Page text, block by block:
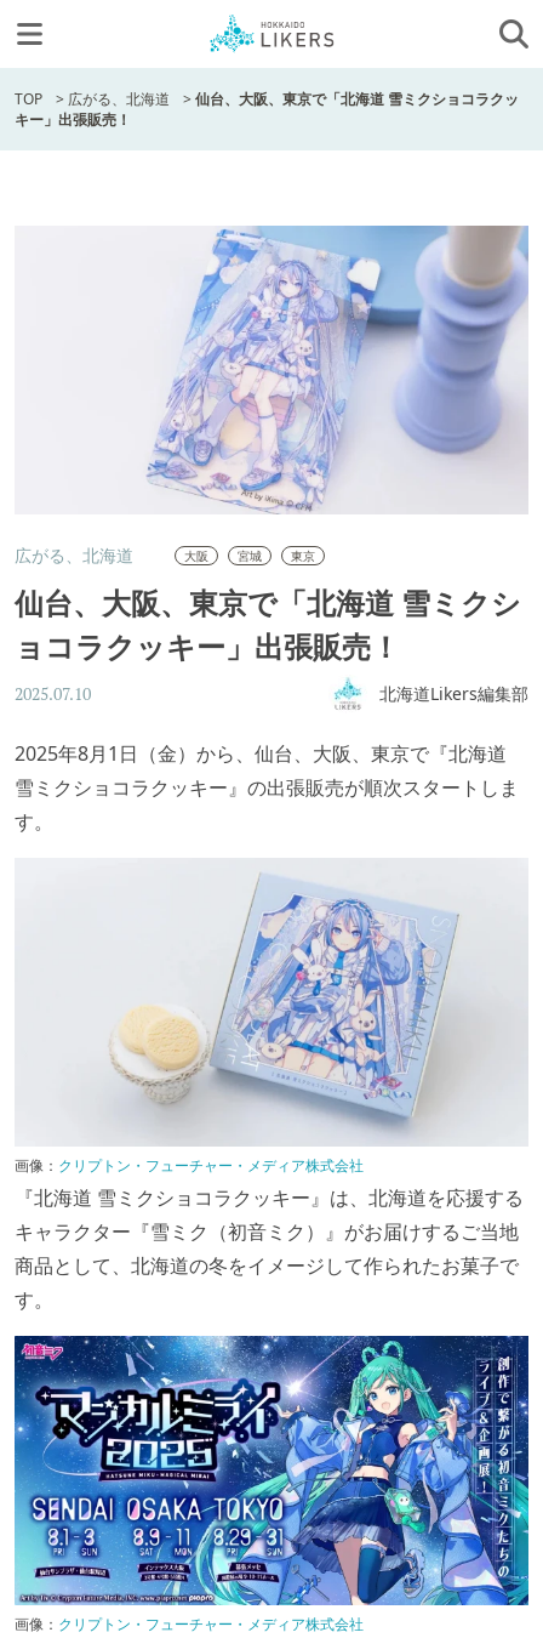
TOP > 広がる、北海道 >仙台、大阪、東京で「北海道 雪ミクショコラクッ
キー」出張販売！
広がる、北海道 大阪 宮城 東京
仙台、大阪、東京で「北海道 雪ミクシ
ョコラクッキー」出張販売！
2025.07.10 北海道Likers編集部
2025年8月1日（金）から、仙台、大阪、東京で『北海道
雪ミクショコラクッキー』の出張販売が順次スタートしま
す。
画像： クリプトン・フューチャー・メディア株式会社
『北海道 雪ミクショコラクッキー』は、北海道を応援する
キャラクター『雪ミク（初音ミク）』がお届けするご当地
商品として、北海道の冬をイメージして作られたお菓子で
す。
画像： クリプトン・フューチャー・メディア株式会社